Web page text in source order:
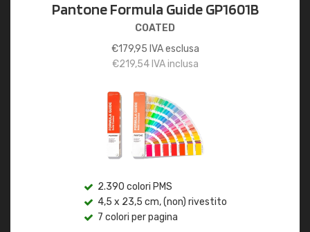
Pantone Formula Guide GP1601B
COATED
€179,95 IVA esclusa
€219,54IVA inclusa
2.390 colori PMS
4,5 x 23,5 cm, (non) rivestito
7 colori per pagina